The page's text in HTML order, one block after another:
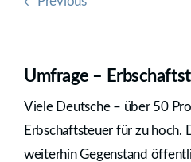
Umfrage –
Viele Deutsche – über 50
Erbschaftsteuer für zu hoch.
weiterhin Gegenstand